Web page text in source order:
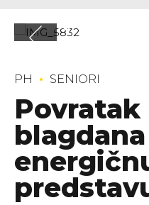
PH SENIORI
Povratak